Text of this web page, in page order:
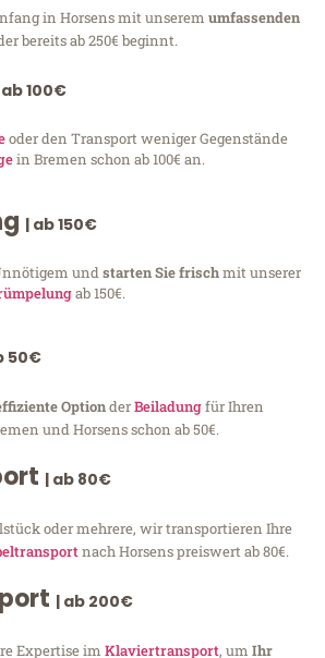
in Horsens mit unserem umfassenden
bereits ab 250€ beginnt.
ab 100€
oder den Transport weniger Gegenstände
in Bremen schon ab 100€ an.
| ab 150€
undstarten Sie frischmit unserer
ab 150€.
50€
OptionderBeiladungfür Ihren
und Horsens schon ab 50€.
| ab 80€
oder mehrere, wir transportieren Ihre
nach Horsens preiswert ab 80€.
| ab 200€
Expertise im Klaviertransport, um Ihr